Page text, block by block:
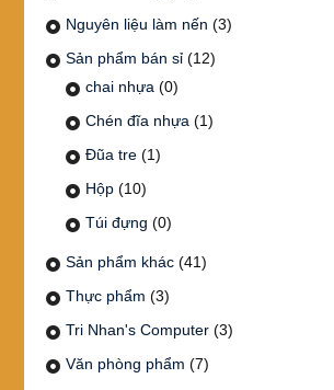
Nguyên liệu làm nến (3)
Sản phẩm bán sỉ (12)
chai nhựa (0)
Chén đĩa nhựa (1)
Đũa tre (1)
Hộp (10)
Túi đựng (0)
Sản phẩm khác (41)
Thực phẩm (3)
Tri Nhan's Computer (3)
Văn phòng phẩm (7)